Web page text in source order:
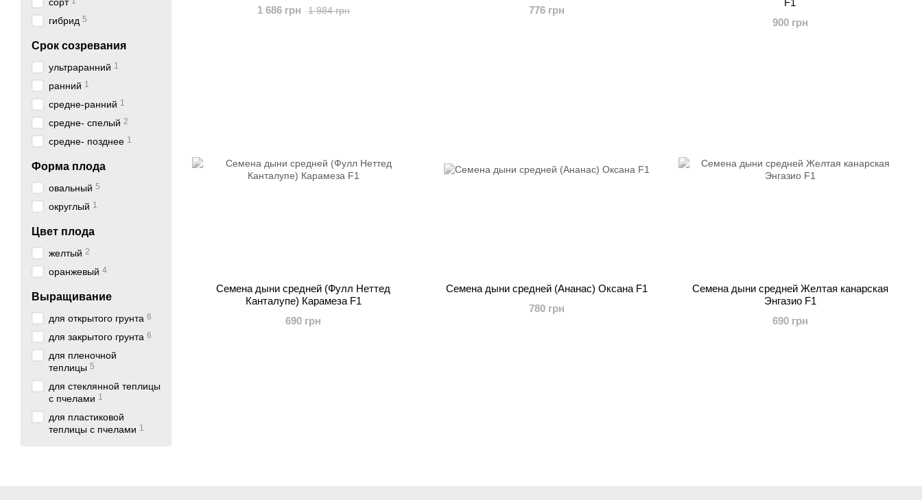
1 984 грн
1 686 грн
776 грн
F1
900 грн
Семена дыни средней (Фулл Неттед
Канталупе) Карамеза F1
690 грн
Семена дыни средней (Ананас) Оксана F1
780 грн
Семена дыни средней Желтая канарская
Энгазио F1
690 грн
гибрид 5
Срок созревания
ультраранний 1
ранний 1
средне-ранний 1
средне- спелый 2
средне- позднее 1
Форма плода
овальный 5
округлый 1
Цвет плода
желтый 2
оранжевый 4
Выращивание
для открытого грунта 6
для закрытого грунта 6
для пленочной
теплицы 5
для стеклянной теплицы
с пчелами 1
для пластиковой
теплицы с пчелами 1